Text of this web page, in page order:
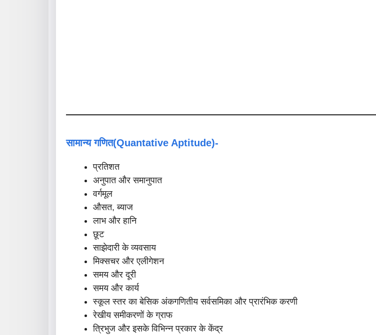
सामान्य गणित(quantative Aptitude)-
प्रतिशत
अनुपात और समानुपात
वर्गमूल
औसत, ब्याज
लाभ और हानि
छूट
साझेदारी के व्यवसाय
मिक्सचर और एलीगेशन
समय और दूरी
समय और कार्य
स्कूल स्तर का बेसिक अंकगणितीय सर्वसमिका और प्रारंभिक करणी
रेखीय समीकरणों के ग्राफ
त्रिभुज और इसके विभिन्न प्रकार के केंद्र